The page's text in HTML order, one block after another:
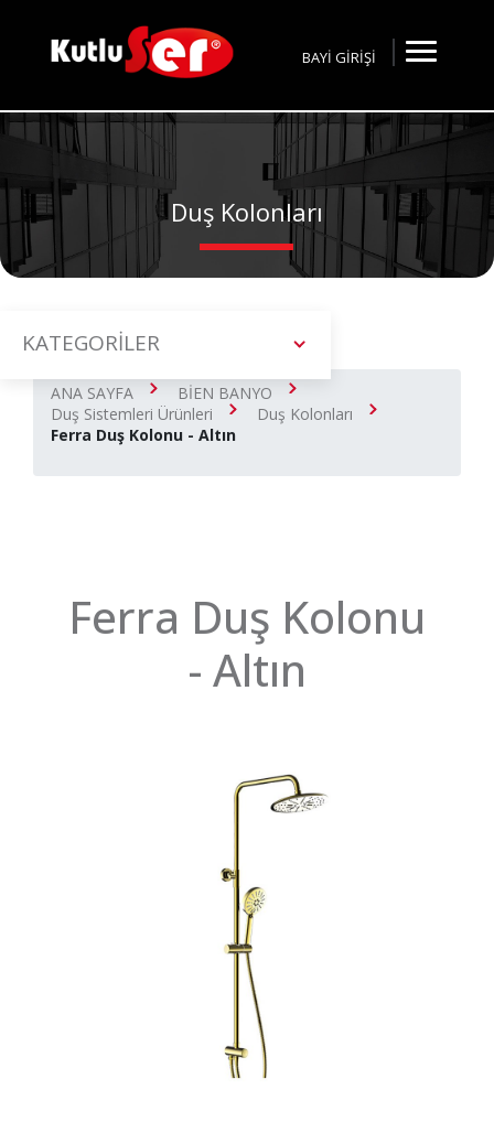
BAYİ GİRİŞİ
Duş Kolonları
KATEGORİLER
ANA SAYFA
BİEN BANYO
Duş Sistemleri Ürünleri
Duş Kolonları
Ferra Duş Kolonu - Altın
Ferra Duş Kolonu
- Altın